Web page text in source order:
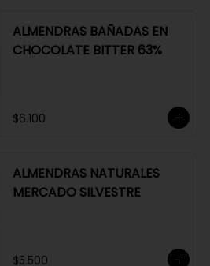
ALMENDRAS BAÑADAS EN
CHOCOLATE BITTER 63%
$6.100
ALMENDRAS NATURALES
MERCADO SILVESTRE
$5.500